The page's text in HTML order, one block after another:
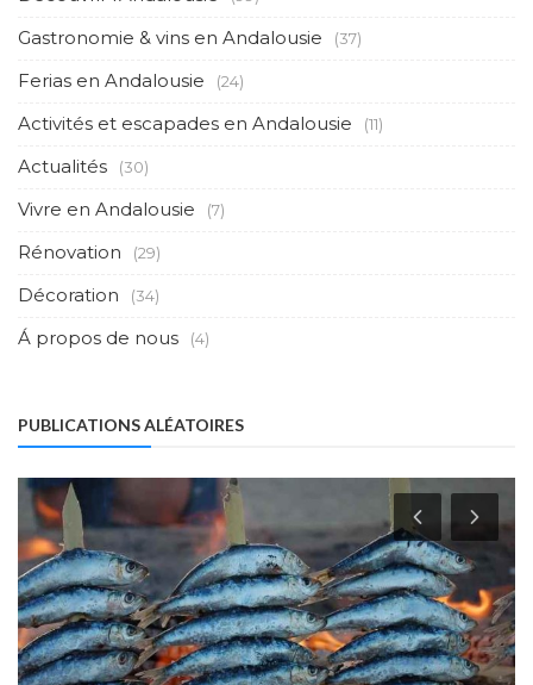
Gastronomie & vins en Andalousie (37)
Ferias en Andalousie (24)
Activités et escapades en Andalousie (11)
Actualités (30)
Vivre en Andalousie (7)
Rénovation (29)
Décoration (34)
Á propos de nous (4)
PUBLICATIONS ALÉATOIRES